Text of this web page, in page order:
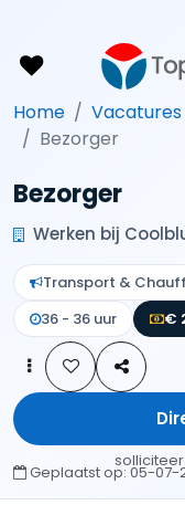
Home Vacatures
Bezorger
Bezorger
Werken bij
Transport &
36 - 36 uur
€
Geplaatst op:05-07-